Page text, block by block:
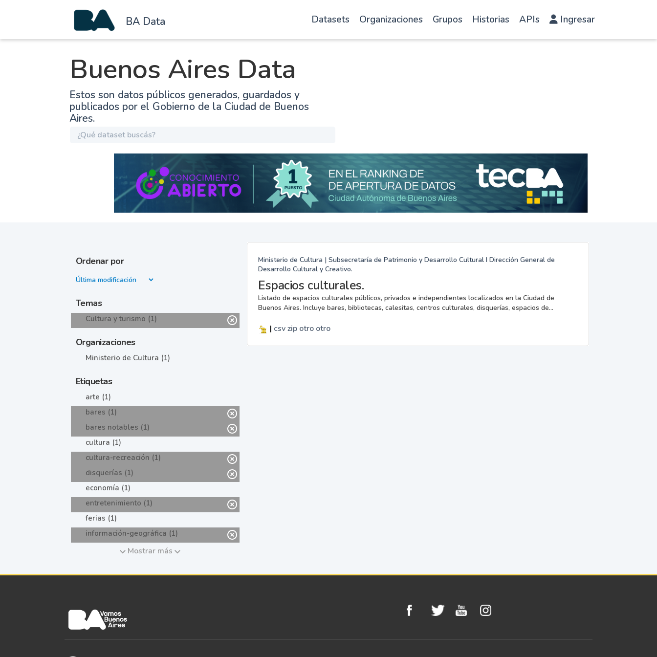
BA Data Datasets Organizaciones Grupos Historias APIs Ingresar
Buenos Aires Data
Estos son datos públicos generados, guardados y
publicados por el Gobierno de la Ciudad de Buenos
Aires.
Ordenar por
Temas
Cultura y turismo (1)
Organizaciones
Ministerio de Cultura (1)
Etiquetas
arte (1)
bares (1)
bares notables (1)
cultura (1)
cultura-recreación (1)
disquerías (1)
economía (1)
entretenimiento (1)
ferias (1)
información-geográfica (1)
Mostrar más
Ministerio de Cultura | Subsecretaría de Patrimonio y Desarrollo Cultural I Dirección General de
Desarrollo Cultural y Creativo.
Espacios culturales.
Listado de espacios culturales públicos, privados e independientes localizados en la Ciudad de
Buenos Aires. Incluye bares, bibliotecas, calesitas, centros culturales, disquerías, espacios de...
| csvzip otro otro